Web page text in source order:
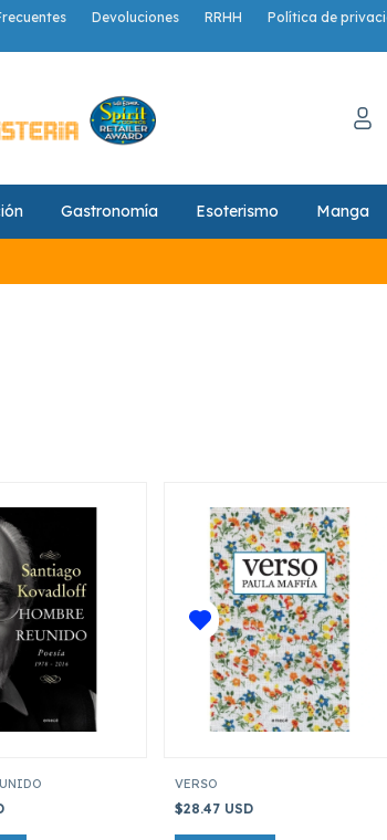
Devoluciones RRHH
Política de
Gastronomía Esoterismo Manga
🚚¡No
VERSO
$28.47 USD